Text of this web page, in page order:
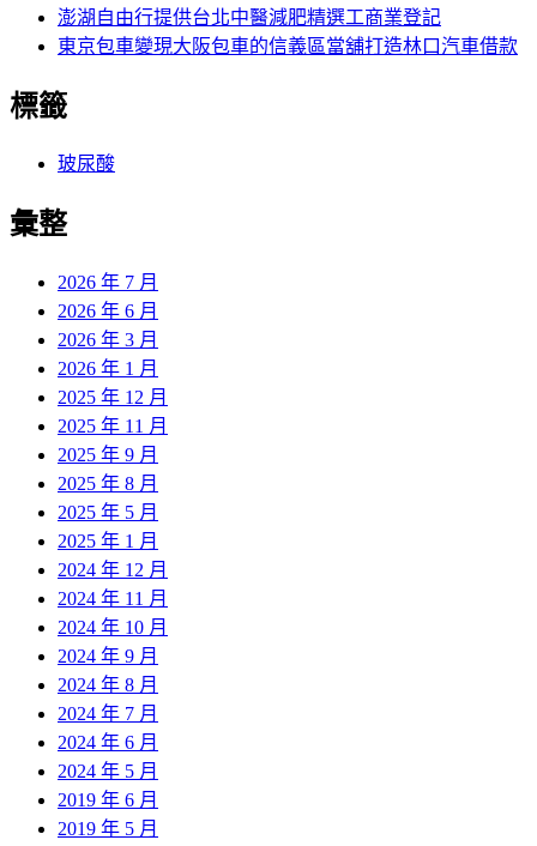
澎湖自由行提供台北中醫減肥精選工商業登記
東京包車變現大阪包車的信義區當舖打造林口汽車借款
標籤
玻尿酸
彙整
2026 年 7 月
2026 年 6 月
2026 年 3 月
2026 年 1 月
2025 年 12 月
2025 年 11 月
2025 年 9 月
2025 年 8 月
2025 年 5 月
2025 年 1 月
2024 年 12 月
2024 年 11 月
2024 年 10 月
2024 年 9 月
2024 年 8 月
2024 年 7 月
2024 年 6 月
2024 年 5 月
2019 年 6 月
2019 年 5 月